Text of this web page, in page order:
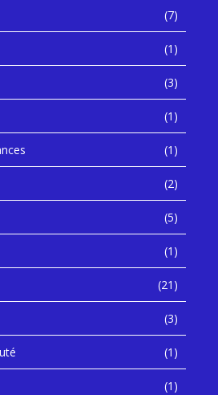
(7)
(1)
(3)
(1)
(1)
(2)
(5)
(1)
(21)
(3)
(1)
(1)